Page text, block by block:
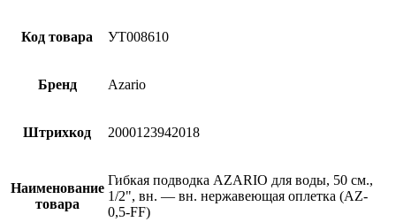
Код товара УТ008610
Бренд Azario
Штрихкод 2000123942018
Наименование
товара
Гибкая подводка AZARIO для воды, 50 см.,
1/2", вн. — вн. нержавеющая оплетка (AZ-
0,5-FF)